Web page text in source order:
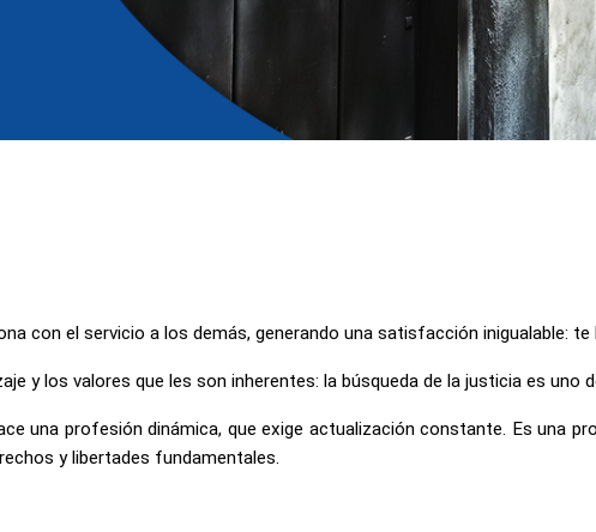
con el servicio a los demás, generando una satisfacción inigualable: te
y los valores que les son inherentes: la búsqueda de la justicia es uno
una profesión dinámica, que exige actualización constante. Es una
y libertades fundamentales.